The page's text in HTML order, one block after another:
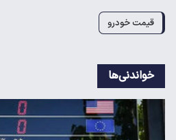
قیمت خودرو
خواندنی‌ها